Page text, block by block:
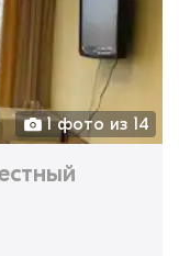
1 фото из 14